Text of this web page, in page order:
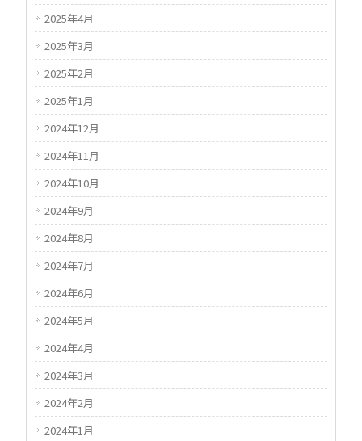
2025年4月
2025年3月
2025年2月
2025年1月
2024年12月
2024年11月
2024年10月
2024年9月
2024年8月
2024年7月
2024年6月
2024年5月
2024年4月
2024年3月
2024年2月
2024年1月